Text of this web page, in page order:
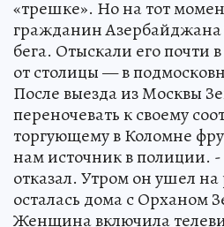
«трешке». Но на тот
гражданин Азербайджана
бега. Отыскали его почти
от столицы — в
После выезда из Москвы
переночевать к своему
торгующему в Коломне
нам источник в полиции. -
отказал. Утром он ушел
осталась дома с Орханом
Женщина включила